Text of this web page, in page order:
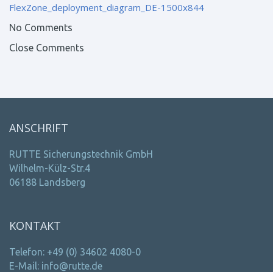
FlexZone_deployment_diagram_DE-1500x844
No Comments
Close Comments
ANSCHRIFT
RUTTE Sicherungstechnik GmbH
Wilhelm-Külz-Str.4
06188 Landsberg
KONTAKT
Telefon: +49 (0) 34602 4080-0
E-Mail: info@rutte.de